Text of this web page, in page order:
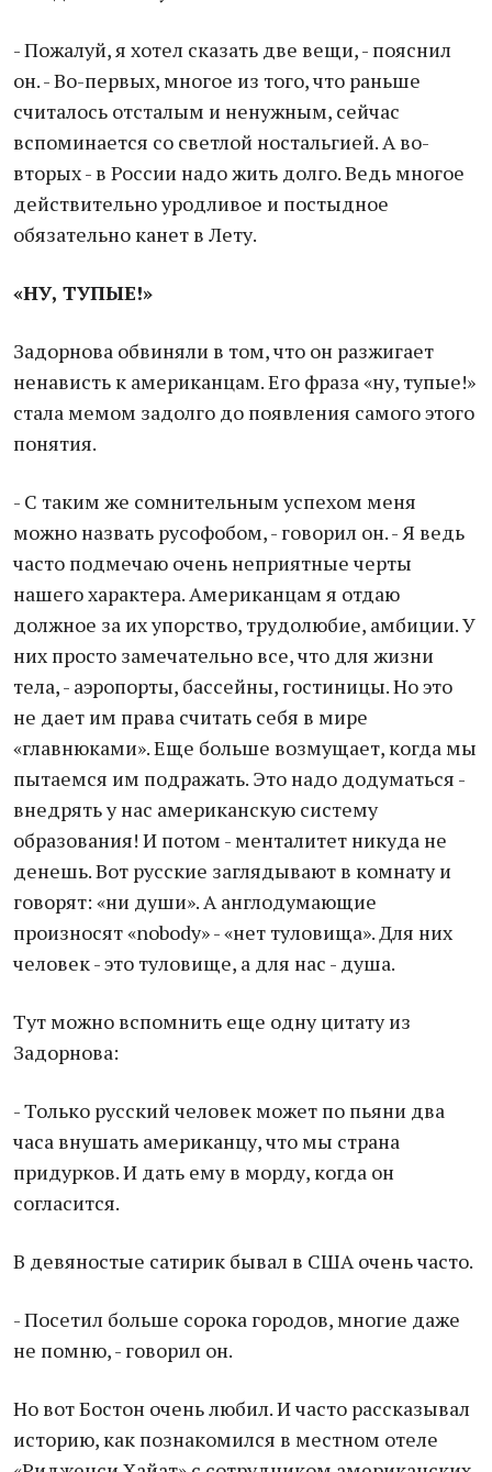
- Пожалуй, я хотел сказать две вещи, - пояснил
он. - Во-первых, многое из того, что раньше
считалось отсталым и ненужным, сейчас
вспоминается со светлой ностальгией. А во-
вторых - в России надо жить долго. Ведь многое
действительно уродливое и постыдное
обязательно канет в Лету.
«НУ, ТУПЫЕ!»
Задорнова обвиняли в том, что он разжигает
ненависть к американцам. Его фраза «ну, тупые!»
стала мемом задолго до появления самого этого
понятия.
- С таким же сомнительным успехом меня
можно назвать русофобом, - говорил он. - Я ведь
часто подмечаю очень неприятные черты
нашего характера. Американцам я отдаю
должное за их упорство, трудолюбие, амбиции. У
них просто замечательно все, что для жизни
тела, - аэропорты, бассейны, гостиницы. Но это
не дает им права считать себя в мире
«главнюками». Еще больше возмущает, когда мы
пытаемся им подражать. Это надо додуматься -
внедрять у нас американскую систему
образования! И потом - менталитет никуда не
денешь. Вот русские заглядывают в комнату и
говорят: «ни души». А англодумающие
произносят «nobody» - «нет туловища». Для них
человек - это туловище, а для нас - душа.
Тут можно вспомнить еще одну цитату из
Задорнова:
- Только русский человек может по пьяни два
часа внушать американцу, что мы страна
придурков. И дать ему в морду, когда он
согласится.
В девяностые сатирик бывал в США очень часто.
- Посетил больше сорока городов, многие даже
не помню, - говорил он.
Но вот Бостон очень любил. И часто рассказывал
историю, как познакомился в местном отеле